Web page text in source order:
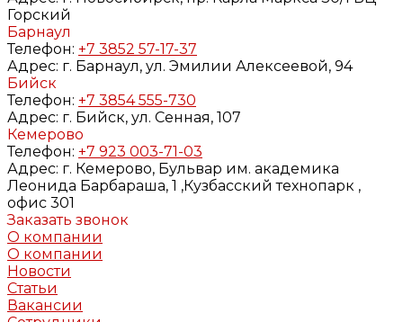
Горский
Барнаул
Телефон: +7 3852 57-17-37
Адрес: г. Барнаул, ул. Эмилии Алексеевой, 94
Бийск
Телефон: +7 3854 555-730
Адрес: г. Бийск, ул. Сенная, 107
Кемерово
Телефон: +7 923 003-71-03
Адрес: г. Кемерово, Бульвар им. академика
Леонида Барбараша, 1 ,Кузбасский технопарк ,
офис 301
Заказать звонок
О компании
О компании
Новости
Статьи
Вакансии